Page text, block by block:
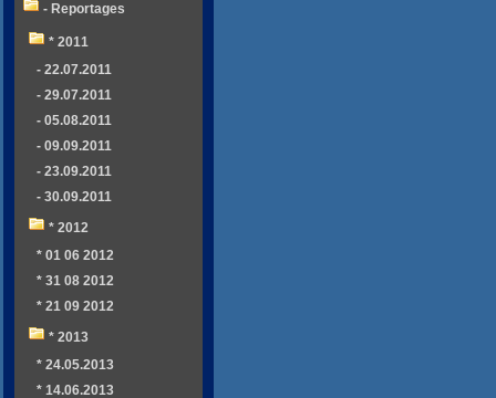
- Reportages
* 2011
- 22.07.2011
- 29.07.2011
- 05.08.2011
- 09.09.2011
- 23.09.2011
- 30.09.2011
* 2012
* 01 06 2012
* 31 08 2012
* 21 09 2012
* 2013
* 24.05.2013
* 14.06.2013